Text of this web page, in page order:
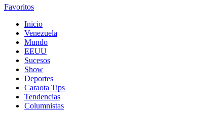
Favoritos
Inicio
Venezuela
Mundo
EEUU
Sucesos
Show
Deportes
Caraota Tips
Tendencias
Columnistas